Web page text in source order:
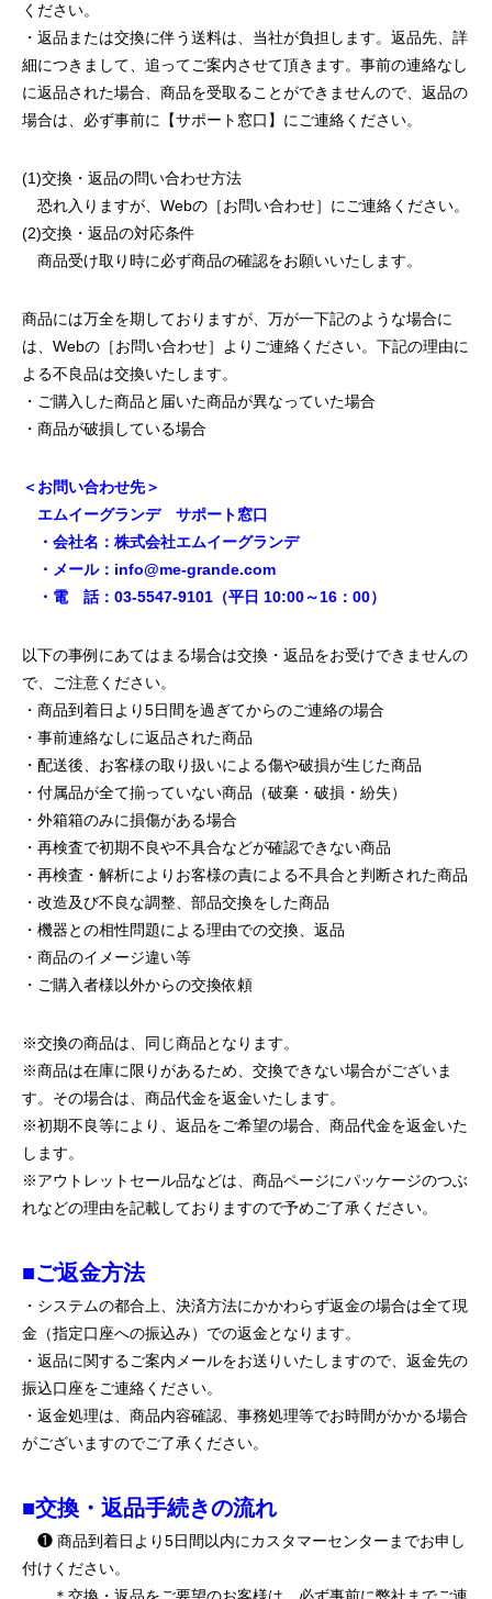
ください。
・返品または交換に伴う送料は、当社が負担します。返品先、詳
細につきまして、追ってご案内させて頂きます。事前の連絡なし
に返品された場合、商品を受取ることができませんので、返品の
場合は、必ず事前に【サポート窓口】にご連絡ください。
(1)交換・返品の問い合わせ方法
恐れ入りますが、Webの［お問い合わせ］にご連絡ください。
(2)交換・返品の対応条件
商品受け取り時に必ず商品の確認をお願いいたします。
商品には万全を期しておりますが、万が一下記のような場合に
は、Webの［お問い合わせ］よりご連絡ください。下記の理由に
よる不良品は交換いたします。
・ご購入した商品と届いた商品が異なっていた場合
・商品が破損している場合
＜お問い合わせ先＞
エムイーグランデ サポート窓口
・会社名：株式会社エムイーグランデ
・メール：info@me-grande.com
・電 話：03-5547-9101（平日 10:00～16：00）
以下の事例にあてはまる場合は交換・返品をお受けできませんの
で、ご注意ください。
・商品到着日より5日間を過ぎてからのご連絡の場合
・事前連絡なしに返品された商品
・配送後、お客様の取り扱いによる傷や破損が生じた商品
・付属品が全て揃っていない商品（破棄・破損・紛失）
・外箱箱のみに損傷がある場合
・再検査で初期不良や不具合などが確認できない商品
・再検査・解析によりお客様の責による不具合と判断された商品
・改造及び不良な調整、部品交換をした商品
・機器との相性問題による理由での交換、返品
・商品のイメージ違い等
・ご購入者様以外からの交換依頼
※交換の商品は、同じ商品となります。
※商品は在庫に限りがあるため、交換できない場合がございま
す。その場合は、商品代金を返金いたします。
※初期不良等により、返品をご希望の場合、商品代金を返金いた
します。
※アウトレットセール品などは、商品ページにパッケージのつぶ
れなどの理由を記載しておりますので予めご了承ください。
■ご返金方法
・システムの都合上、決済方法にかかわらず返金の場合は全て現
金（指定口座への振込み）での返金となります。
・返品に関するご案内メールをお送りいたしますので、返金先の
振込口座をご連絡ください。
・返金処理は、商品内容確認、事務処理等でお時間がかかる場合
がございますのでご了承ください。
■交換・返品手続きの流れ
❶ 商品到着日より5日間以内にカスタマーセンターまでお申し
付けください。